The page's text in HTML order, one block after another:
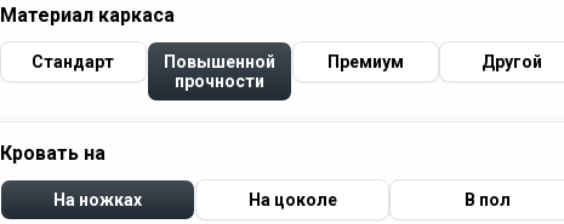
Материал каркаса
Стандарт
Повышенной
прочности
Премиум Другой
Кровать на
На ножках На цоколе В пол